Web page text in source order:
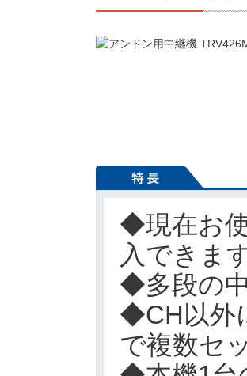
◆現在お
入できま
◆多段の
◆CH以外
で複数セ